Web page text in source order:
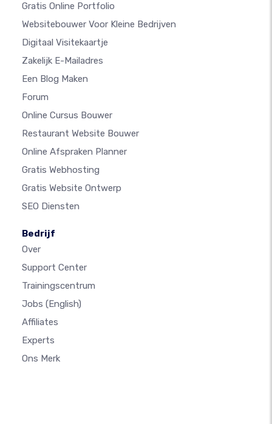
Gratis Online Portfolio
Websitebouwer Voor Kleine Bedrijven
Digitaal Visitekaartje
Zakelijk E-Mailadres
Een Blog Maken
Forum
Online Cursus Bouwer
Restaurant Website Bouwer
Online Afspraken Planner
Gratis Webhosting
Gratis Website Ontwerp
SEO Diensten
Bedrijf
Over
Support Center
Trainingscentrum
Jobs (English)
Affiliates
Experts
Ons Merk